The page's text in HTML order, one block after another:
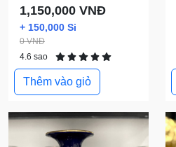
1,150,000 VNĐ
+ 150,000 Si
0 VNĐ
4.6 sao
Thêm vào giỏ